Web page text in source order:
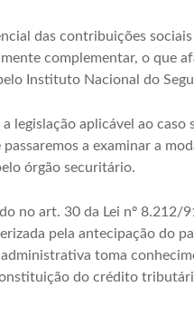
das contribuições
complementar, o que
Instituto Nacional do
legislação aplicável ao
a examinar a
órgão securitário.
no art. 30 da Lei nº 8.212/
pela antecipação do
toma
do crédito